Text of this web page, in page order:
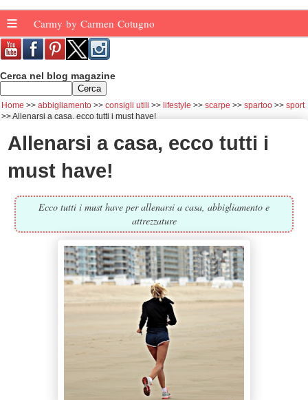
≡ Carmy by Carmen Cotugno
Cerca nel blog magazine
Home abbigliamento consigli utili lifestyle scarpe spartoo
sport
Allenarsi a casa, ecco tutti i must have!
Allenarsi a casa, ecco tutti i
must have!
Ecco tutti i must have per allenarsi a casa, abbigliamento e
attrezzature